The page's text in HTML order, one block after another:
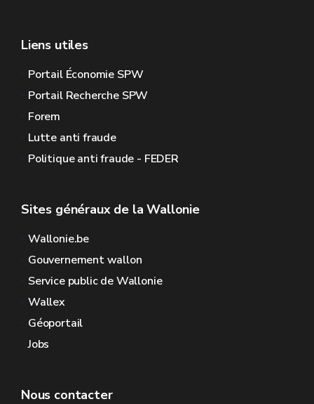
Liens utiles
Portail Économie SPW
Portail Recherche SPW
Forem
Lutte anti fraude
Politique anti fraude - FEDER
Sites généraux de la Wallonie
Wallonie.be
Gouvernement wallon
Service public de Wallonie
Wallex
Géoportail
Jobs
Nous contacter